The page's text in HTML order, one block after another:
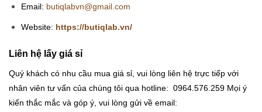
Email: butiqlabvn@gmail.com
Website: https://butiqlab.vn/
Liên hệ lấy giá sỉ
Quý khách có nhu cầu mua giá sỉ, vui lòng liên hệ trực tiếp với
nhân viên tư vấn của chúng tôi qua hotline: 0964.576.259 Mọi ý
kiến thắc mắc và góp ý, vui lòng gửi về email: